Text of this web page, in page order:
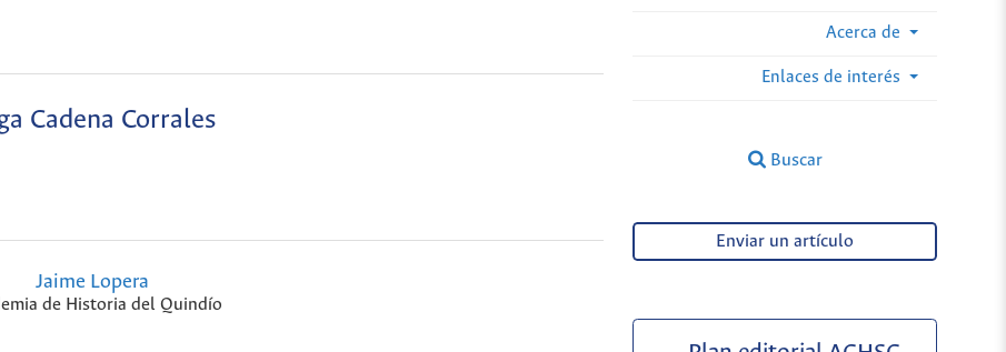
Acerca de
Enlaces de interés
Buscar
Cadena Corrales
Jaime Lopera
de Historia del Quindío
Enviar un artículo